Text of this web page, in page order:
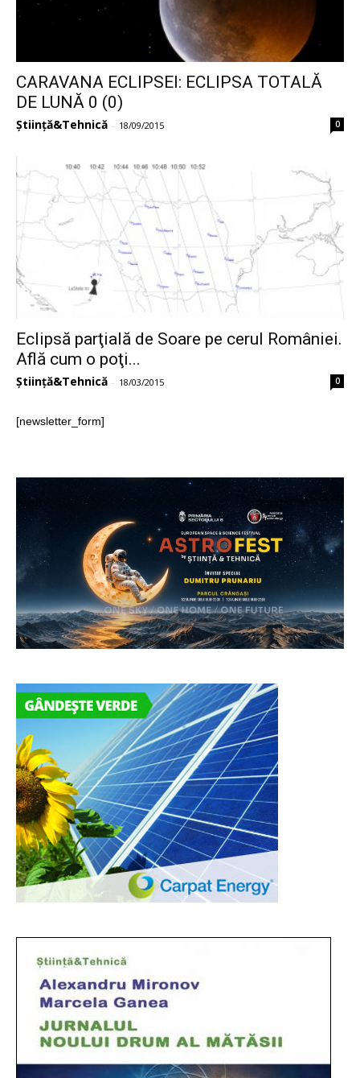
CARAVANA ECLIPSEI: ECLIPSA TOTALĂ
DE LUNĂ 0 (0)
Știință&Tehnică - 18/09/2015 0
Eclipsă parţială de Soare pe cerul României.
Află cum o poţi...
Știință&Tehnică - 18/03/2015 0
[newsletter_form]